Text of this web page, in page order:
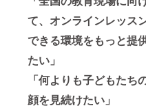
て、オンラインレッス
できる環境をもっと提
たい」
「何よりも子どもたち
顔を見続けたい」